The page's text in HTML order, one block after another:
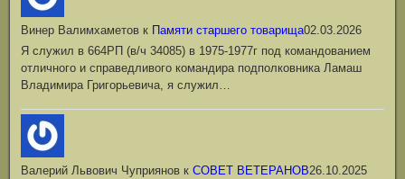
Винер Валимхаметов к Памяти старшего товарища02.03.2026
Я служил в 664РП (в/ч 34085) в 1975-1977г под командованием
отличного и справедливого командира подполковника Ламаш
Владимира Григорьевича, я служил…
Валерий Львович Чуприянов к СОВЕТ ВЕТЕРАНОВ26.10.2025